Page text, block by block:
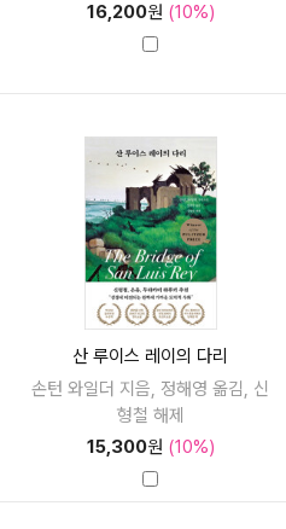
16,200원 (10%)
산 루이스 레이의 다리
손턴 와일더 지음, 정해영 옮김, 신
형철 해제
15,300원 (10%)